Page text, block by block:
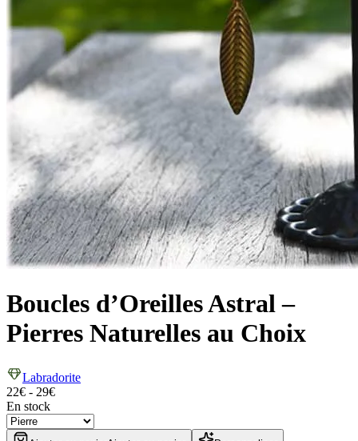
Boucles d’Oreilles Astral –
Pierres Naturelles au Choix
Labradorite
22€ - 29€
En stock